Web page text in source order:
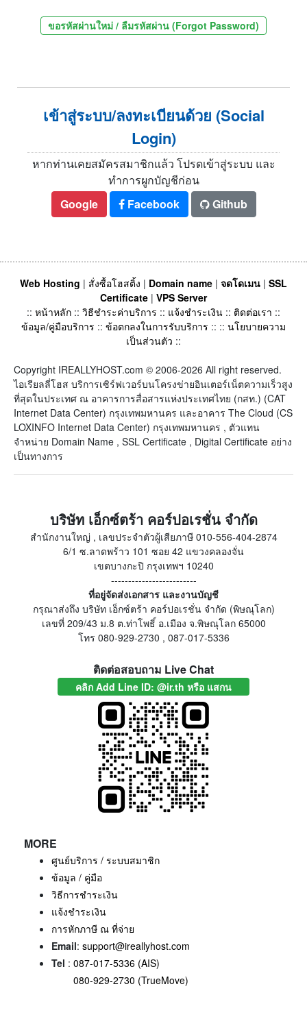
ขอรหัสผ่านใหม่ / ลืมรหัสผ่าน (Forgot Password)
เข้าสู่ระบบ/ลงทะเบียนด้วย (Social
Login)
หากท่านเคยสมัครสมาชิกแล้ว โปรดเข้าสู่ระบบ และ
ทำการผูกบัญชีก่อน
Google
Facebook Github
Web Hosting | สั่งซื้อโฮสติ้ง | Domain name | จดโดเมน | SSL
Certificate | VPS Server
:: หน้าหลัก :: วิธีชำระค่าบริการ :: แจ้งชำระเงิน :: ติดต่อเรา ::
ข้อมูล/คู่มือบริการ :: ข้อตกลงในการรับบริการ :: :: นโยบายความ
เป็นส่วนตัว ::
Copyright IREALLYHOST.com © 2006-2026 All right reserved.
ไอเรียลลี่โฮส บริการเซิร์ฟเวอร์บนโครงข่ายอินเตอร์เน็ตความเร็วสูง
ที่สุดในประเทศ ณ อาคารการสื่อสารแห่งประเทศไทย (กสท.) (CAT
Internet Data Center) กรุงเทพมหานคร และอาคาร The Cloud (CS
LOXINFO Internet Data Center) กรุงเทพมหานคร , ตัวแทน
จำหน่าย Domain Name , SSL Certificate , Digital Certificate อย่าง
เป็นทางการ
บริษัท เอ็กซ์ตร้า คอร์ปอเรชั่น จำกัด
สำนักงานใหญ่ , เลขประจำตัวผู้เสียภาษี 010-556-404-2874
6/1 ซ.ลาดพร้าว 101 ซอย 42 แขวงคลองจั่น
เขตบางกะปิ กรุงเทพฯ 10240
-------------------------
ที่อยู่จัดส่งเอกสาร และงานบัญชี
กรุณาส่งถึง บริษัท เอ็กซ์ตร้า คอร์ปอเรชั่น จำกัด (พิษณุโลก)
เลขที่ 209/43 ม.8 ต.ท่าโพธิ์ อ.เมือง จ.พิษณุโลก 65000
โทร 080-929-2730 , 087-017-5336
ติดต่อสอบถาม Live Chat
คลิก Add Line ID: @ir.th หรือ แสกน
MORE
ศูนย์บริการ / ระบบสมาชิก
ข้อมูล / คู่มือ
วิธีการชำระเงิน
แจ้งชำระเงิน
การหักภาษี ณ ที่จ่าย
Email: support@ireallyhost.com
Tel : 087-017-5336 (AIS)
080-929-2730 (TrueMove)